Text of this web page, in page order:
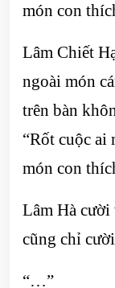
món con
Lâm Chiết
ngoài món
trên bàn
“Rốt cuộc ai
món con
Lâm Hà
cũng chỉ
“…”